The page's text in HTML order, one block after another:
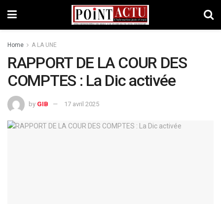
Home A LA UNE
RAPPORT DE LA COUR DES
COMPTES : La Dic activée
by GIB 17 avril 2025